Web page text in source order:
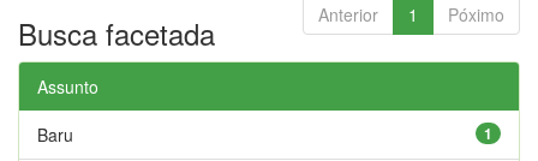
Anterior 1 Póximo
Busca facetada
Assunto
1
Baru